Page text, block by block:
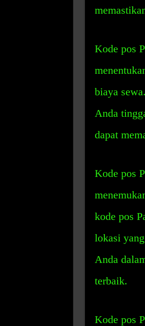
Kode pos
biaya
Anda
dapat
Kode pos
kode pos
lokasi
Anda
terbaik.
Kode pos